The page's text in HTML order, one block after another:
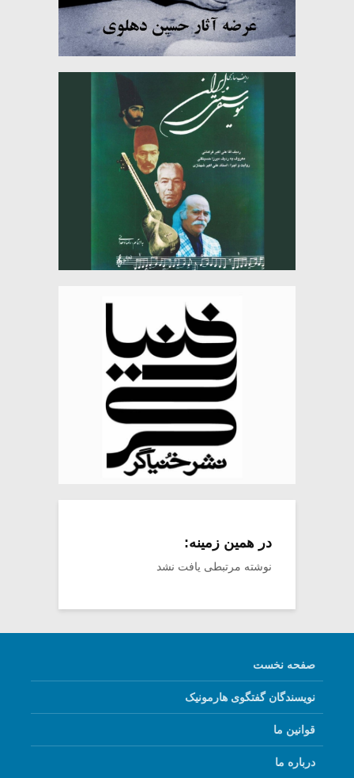
در همین زمینه:
نوشته مرتبطی یافت نشد
صفحه نخست
نویسندگان گفتگوی هارمونیک
قوانین ما
درباره ما